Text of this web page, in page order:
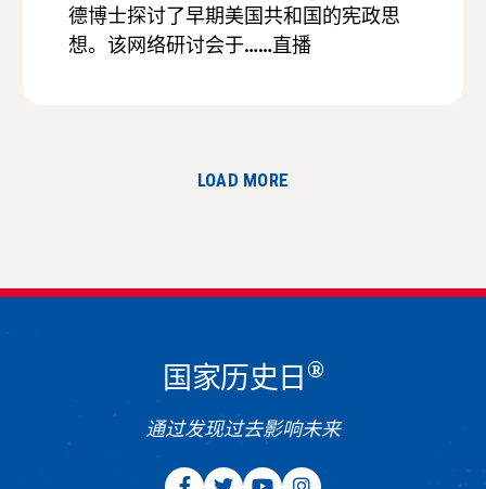
德博士探讨了早期美国共和国的宪政思
想。该网络研讨会于……直播
LOAD MORE
国家历史日 ®
通过发现过去影响未来